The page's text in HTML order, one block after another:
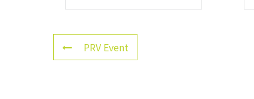
PRV Event